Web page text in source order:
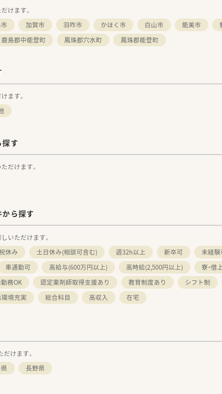
けます。
加賀市 羽咋市 かほく市 白山市 能美市
鹿島郡中能登町 鳳珠郡穴水町 鳳珠郡能登町
ます。
す
だけます。
ら探す
いただけます。
休み 土日休み(相談可含む) 週32h以上 新卒可 未経験
車通勤可 高給与(600万円以上) 高時給(2,500円以上) 寮・借
務OK 認定薬剤師取得支援あり 教育制度あり シフト制
境充実 総合科目 高収入 在宅
けます。
長野県